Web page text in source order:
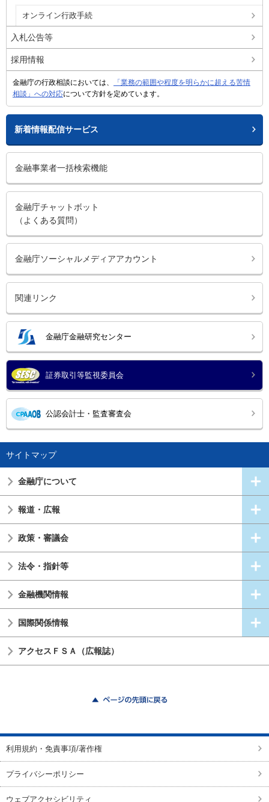
オンライン行政手続
入札公告等
採用情報
金融庁の行政相談においては、
「業務の範囲や程度を明らかに超える苦情
相談」への対応について方針を定めています。
新着情報配信サービス
金融事業者一括検索機能
金融庁チャットボット
（よくある質問）
金融庁ソーシャルメディアアカウント
関連リンク
金融庁金融研究センター
証券取引等監視委員会
公認会計士・監査審査会
サイトマップ
金融庁について
報道・広報
政策・審議会
法令・指針等
金融機関情報
国際関係情報
アクセスＦＳＡ（広報誌）
利用規約・免責事項/著作権
プライバシーポリシー
ウェブアクセシビリティ